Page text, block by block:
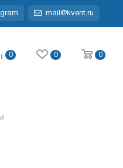
mail@kvent.ru
0 0 0